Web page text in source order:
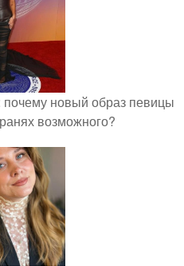
новый образ певицы
возможного?